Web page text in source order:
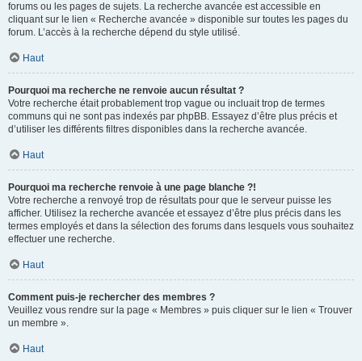
forums ou les pages de sujets. La recherche avancée est accessible en
cliquant sur le lien « Recherche avancée » disponible sur toutes les pages du
forum. L’accès à la recherche dépend du style utilisé.
Haut
Pourquoi ma recherche ne renvoie aucun résultat ?
Votre recherche était probablement trop vague ou incluait trop de termes
communs qui ne sont pas indexés par phpBB. Essayez d’être plus précis et
d’utiliser les différents filtres disponibles dans la recherche avancée.
Haut
Pourquoi ma recherche renvoie à une page blanche ?!
Votre recherche a renvoyé trop de résultats pour que le serveur puisse les
afficher. Utilisez la recherche avancée et essayez d’être plus précis dans les
termes employés et dans la sélection des forums dans lesquels vous souhaitez
effectuer une recherche.
Haut
Comment puis-je rechercher des membres ?
Veuillez vous rendre sur la page « Membres » puis cliquer sur le lien « Trouver
un membre ».
Haut